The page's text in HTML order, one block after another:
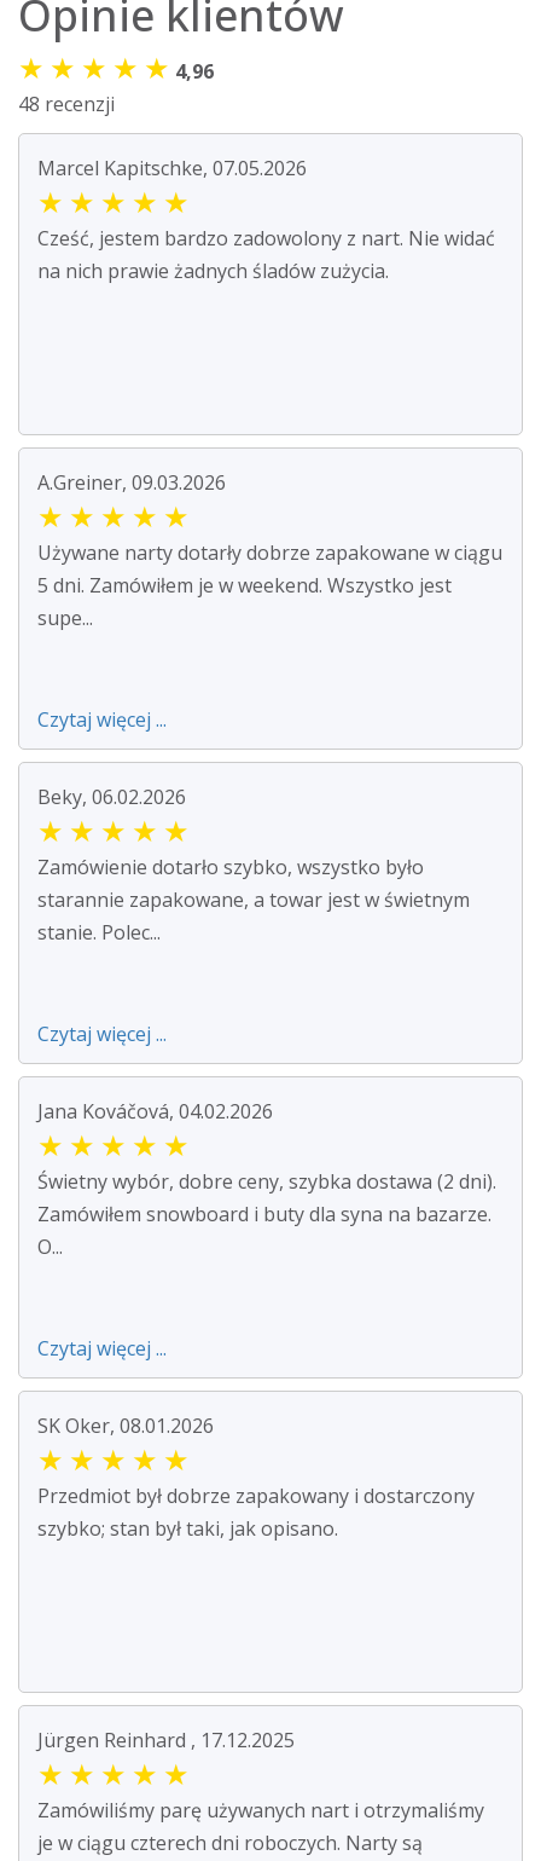
Opinie klientów
★ ★ ★ ★ ★ 4,96
48 recenzji
Marcel Kapitschke, 07.05.2026
★ ★ ★ ★ ★
Cześć, jestem bardzo zadowolony z nart. Nie widać
na nich prawie żadnych śladów zużycia.
A.Greiner, 09.03.2026
★ ★ ★ ★ ★
Używane narty dotarły dobrze zapakowane w ciągu
5 dni. Zamówiłem je w weekend. Wszystko jest
supe...
Czytaj więcej ...
Beky, 06.02.2026
★ ★ ★ ★ ★
Zamówienie dotarło szybko, wszystko było
starannie zapakowane, a towar jest w świetnym
stanie. Polec...
Czytaj więcej ...
Jana Kováčová, 04.02.2026
★ ★ ★ ★ ★
Świetny wybór, dobre ceny, szybka dostawa (2 dni).
Zamówiłem snowboard i buty dla syna na bazarze.
O...
Czytaj więcej ...
SK Oker, 08.01.2026
★ ★ ★ ★ ★
Przedmiot był dobrze zapakowany i dostarczony
szybko; stan był taki, jak opisano.
Jürgen Reinhard , 17.12.2025
★ ★ ★ ★ ★
Zamówiliśmy parę używanych nart i otrzymaliśmy
je w ciągu czterech dni roboczych. Narty są